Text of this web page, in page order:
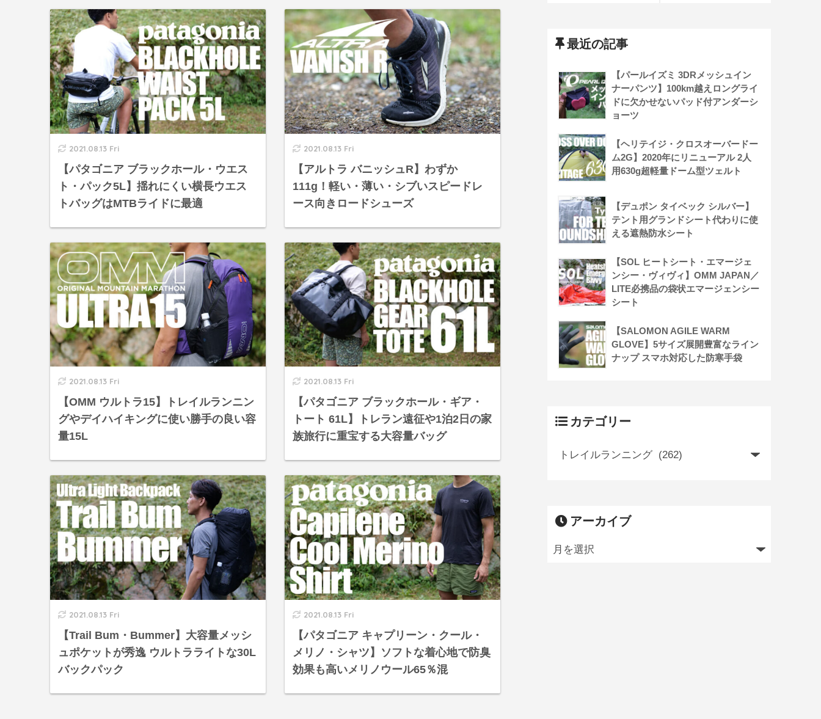
2021.08.13 Fri
【パタゴニア ブラックホール・ウエス
ト・パック5L】揺れにくい横長ウエス
トバッグはMTBライドに最適
2021.08.13 Fri
【アルトラ バニッシュR】わずか
111g！軽い・薄い・シブいスピードレ
ース向きロードシューズ
2021.08.13 Fri
【OMM ウルトラ15】トレイルランニン
グやデイハイキングに使い勝手の良い容
量15L
2021.08.13 Fri
【パタゴニア ブラックホール・ギア・
トート 61L】トレラン遠征や1泊2日の家
族旅行に重宝する大容量バッグ
2021.08.13 Fri
【Trail Bum・Bummer】大容量メッシ
ュポケットが秀逸 ウルトラライトな30L
バックパック
2021.08.13 Fri
【パタゴニア キャプリーン・クール・
メリノ・シャツ】ソフトな着心地で防臭
効果も高いメリノウール65％混
最近の記事
【パールイズミ 3DRメッシュイン
ナーパンツ】100km越えロングライ
ドに欠かせないパッド付アンダーシ
ョーツ
【ヘリテイジ・クロスオーバードー
ム2G】2020年にリニューアル 2人
用630g超軽量ドーム型ツェルト
【デュポン タイベック シルバー】
テント用グランドシート代わりに使
える遮熱防水シート
【SOL ヒートシート・エマージェ
ンシー・ヴィヴィ】OMM JAPAN／
LITE必携品の袋状エマージェンシー
シート
【SALOMON AGILE WARM
GLOVE】5サイズ展開豊富なライン
ナップ スマホ対応した防寒手袋
カテゴリー
アーカイブ